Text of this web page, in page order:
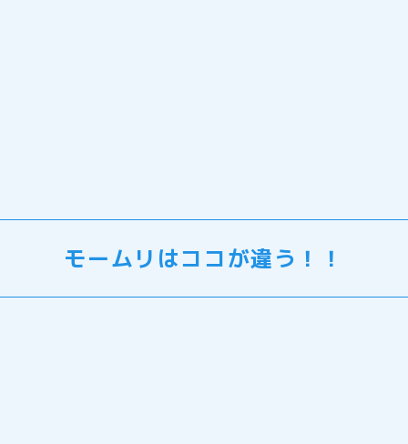
モームリはココが違う！！